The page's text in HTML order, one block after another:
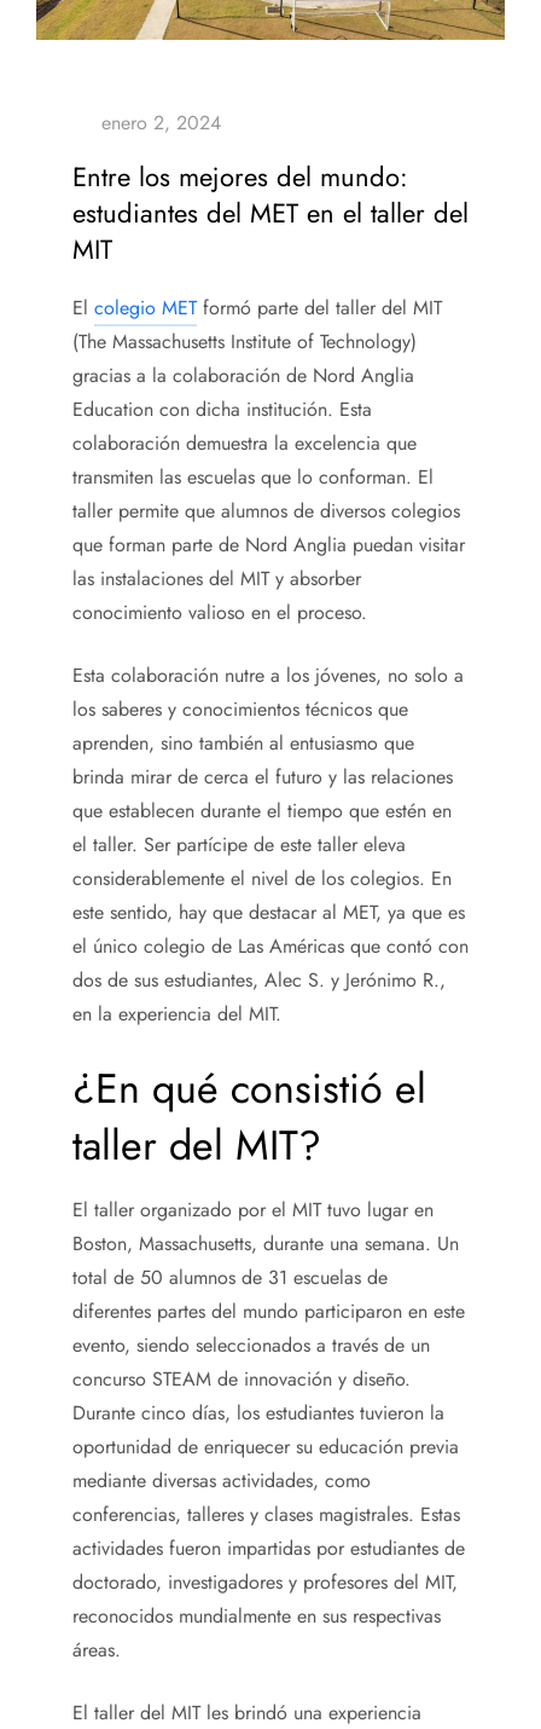
Entre los mejores del mundo:
estudiantes del MET en el taller del
MIT
El colegio METformó parte del taller del MIT
(The Massachusetts Institute of Technology)
gracias a la colaboración de Nord Anglia
Education con dicha institución. Esta
colaboración demuestra la excelencia que
transmiten las escuelas que lo conforman. El
taller permite que alumnos de diversos colegios
que forman parte de Nord Anglia puedan visitar
las instalaciones del MIT y absorber
conocimiento valioso en el proceso.
Esta colaboración nutre a los jóvenes, no solo a
los saberes y conocimientos técnicos que
aprenden, sino también al entusiasmo que
brinda mirar de cerca el futuro y las relaciones
que establecen durante el tiempo que estén en
el taller. Ser partícipe de este taller eleva
considerablemente el nivel de los colegios. En
este sentido, hay que destacar al MET, ya que es
el único colegio de Las Américas que contó con
dos de sus estudiantes, Alec S. y Jerónimo R.,
en la experiencia del MIT.
¿En qué consistió el
taller del MIT?
El taller organizado por el MIT tuvo lugar en
Boston, Massachusetts, durante una semana. Un
total de 50 alumnos de 31 escuelas de
diferentes partes del mundo participaron en este
evento, siendo seleccionados a través de un
concurso STEAM de innovación y diseño.
Durante cinco días, los estudiantes tuvieron la
oportunidad de enriquecer su educación previa
mediante diversas actividades, como
conferencias, talleres y clases magistrales. Estas
actividades fueron impartidas por estudiantes de
doctorado, investigadores y profesores del MIT,
reconocidos mundialmente en sus respectivas
áreas.
El taller del MIT les brindó una experiencia